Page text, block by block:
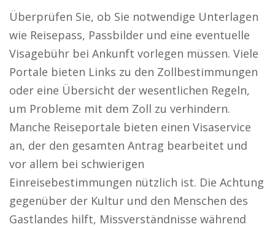
Überprüfen Sie, ob Sie notwendige Unterlagen
wie Reisepass, Passbilder und eine eventuelle
Visagebühr bei Ankunft vorlegen müssen. Viele
Portale bieten Links zu den Zollbestimmungen
oder eine Übersicht der wesentlichen Regeln,
um Probleme mit dem Zoll zu verhindern.
Manche Reiseportale bieten einen Visaservice
an, der den gesamten Antrag bearbeitet und
vor allem bei schwierigen
Einreisebestimmungen nützlich ist. Die Achtung
gegenüber der Kultur und den Menschen des
Gastlandes hilft, Missverständnisse während